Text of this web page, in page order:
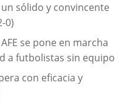
sólido y convincente
0)
se pone en marcha
a futbolistas sin equipo
con eficacia y